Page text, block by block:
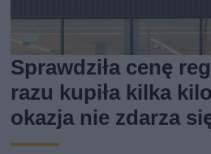
Sprawdziła cenę
razu kupiła kilka
okazja nie zdarza